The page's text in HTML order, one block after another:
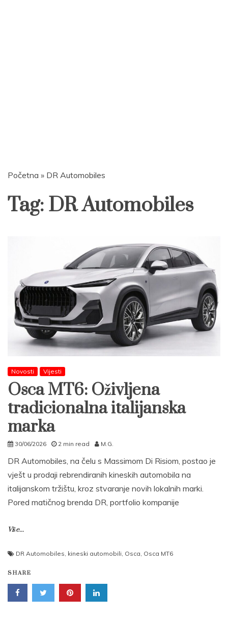
Početna » DR Automobiles
Tag: DR Automobiles
Novosti Vijesti
Osca MT6: Oživljena
tradicionalna italijanska
marka
30/06/2026 2 min read M.G.
DR Automobiles, na čelu s Massimom Di Risiom, postao je
vješt u prodaji rebrendiranih kineskih automobila na
italijanskom tržištu, kroz stvaranje novih lokalnih marki.
Pored matičnog brenda DR, portfolio kompanije
Više...
DR Automobiles, kineski automobili, Osca, Osca MT6
SHARE